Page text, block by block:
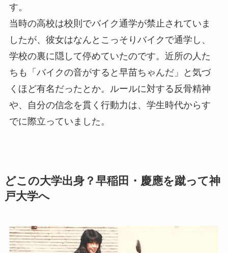
す。
当時の高校は校則でバイク通学が禁止されていま
したが、彼女はなんとこっそりバイクで通学し、
学校の裏に隠して停めていたのです。近所の人た
ちも「バイクの音がすると早苗ちゃんだ」と気づ
くほど有名だったとか。ルールに対する反骨精神
や、自分の信念を貫く行動力は、学生時代からす
でに際立っていました。
どこの大学出身？早稲田・慶應を蹴って神
戸大学へ